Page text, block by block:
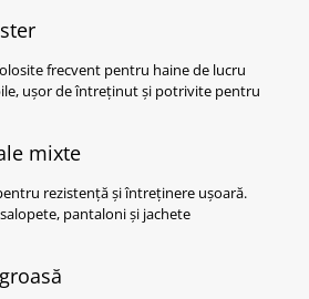
frecvent pentru haine de lucru
ușor de întreținut și potrivite pentru
mixte
rezistență și întreținere ușoară.
pantaloni și jachete